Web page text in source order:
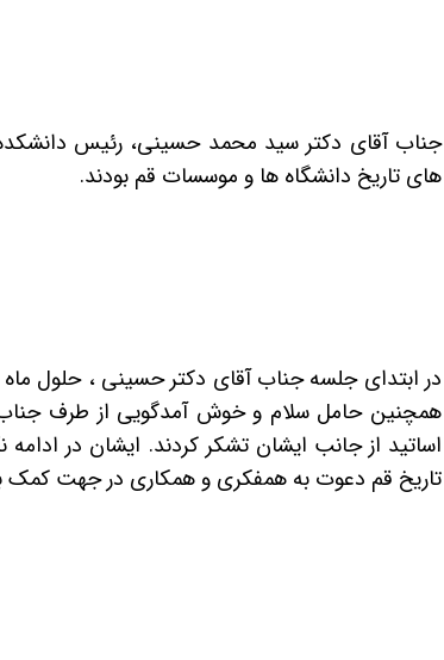
جناب آقای دکتر سید محمد
های تاریخ دانشگاه ها و موسسات قم بودند.
در ابتدای جلسه جناب آقای دکتر حسینی ، حلول
همچنین حامل سلام و خوش آمدگویی از طرف جناب
اساتید از جانب ایشان تشکر کردند. ایشان در
تاریخ قم دعوت به همفکری و همکاری در جهت کمک